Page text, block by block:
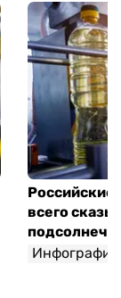
Российские
всего